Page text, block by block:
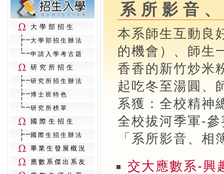
大學部招生
大學部招生辦法
申請入學考古題
研究所招生
研究所招生辦法
博士班特色
研究所榜單
國際生招生
國際生招生辦法
畢業生發展概況
應數系傑出系友
系所影音
本系師生互動良
的機會）、師生
香香的新竹炒米
起吃冬至湯圓、
系獲：全校精神
全校拔河季軍-
「系所影音、
交大應數系-興